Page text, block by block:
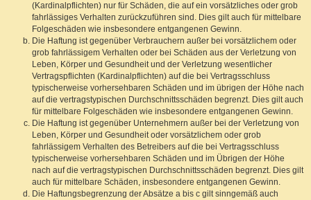
(Kardinalpflichten) nur für Schäden, die auf ein vorsätzliches oder grob
fahrlässiges Verhalten zurückzuführen sind. Dies gilt auch für mittelbare
Folgeschäden wie insbesondere entgangenen Gewinn.
Die Haftung ist gegenüber Verbrauchern außer bei vorsätzlichem oder
grob fahrlässigem Verhalten oder bei Schäden aus der Verletzung von
Leben, Körper und Gesundheit und der Verletzung wesentlicher
Vertragspflichten (Kardinalpflichten) auf die bei Vertragsschluss
typischerweise vorhersehbaren Schäden und im übrigen der Höhe nach
auf die vertragstypischen Durchschnittsschäden begrenzt. Dies gilt auch
für mittelbare Folgeschäden wie insbesondere entgangenen Gewinn.
Die Haftung ist gegenüber Unternehmern außer bei der Verletzung von
Leben, Körper und Gesundheit oder vorsätzlichem oder grob
fahrlässigem Verhalten des Betreibers auf die bei Vertragsschluss
typischerweise vorhersehbaren Schäden und im Übrigen der Höhe
nach auf die vertragstypischen Durchschnittsschäden begrenzt. Dies gilt
auch für mittelbare Schäden, insbesondere entgangenen Gewinn.
Die Haftungsbegrenzung der Absätze a bis c gilt sinngemäß auch